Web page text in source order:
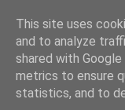
This site uses
and to analyze
shared with
metrics to ensure
statistics, and to